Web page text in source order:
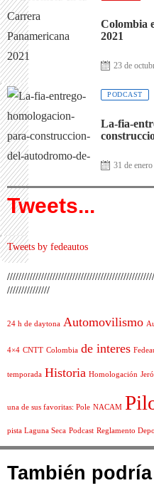
Colombia
2021
23 de
PODCAST
La-fia-
31 de
Tweets...
Tweets by fedeautos
///////////////
24 h de daytona Automovilismo
4×4 CNTT Colombia de interes
temporada Historia Homologación
una de sus favoritas: Pole NACAM
pista Laguna Seca Podcast Reglamento
También